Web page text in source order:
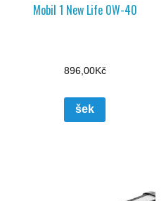
Mobil 1 New Life 0W-40
896,00Kč
šek